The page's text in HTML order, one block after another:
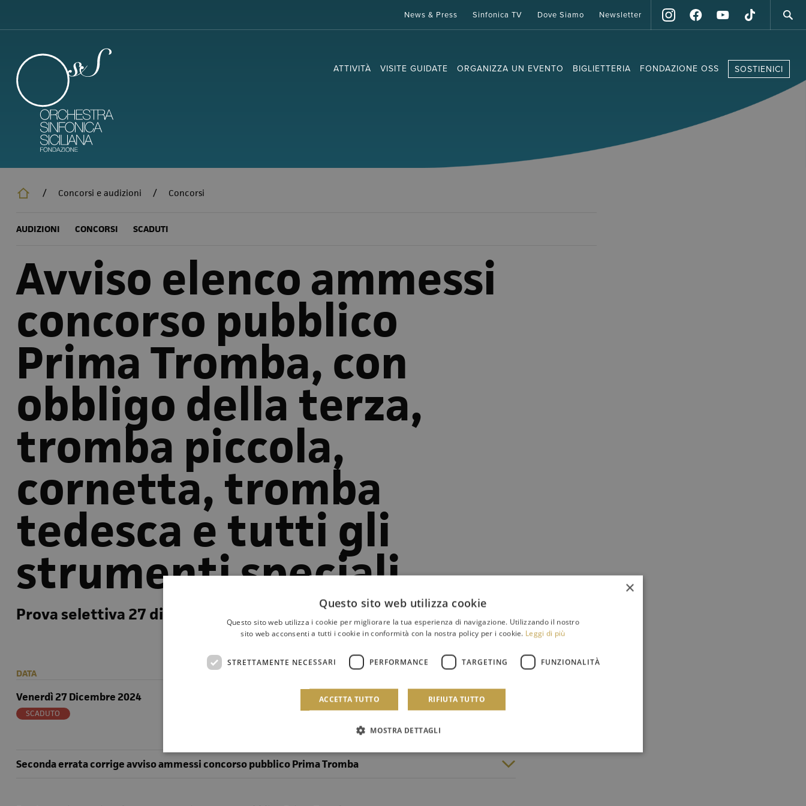
principale
ATTIVITÀ VISITE GUIDATE ORGANIZZA UN EVENTO BIGLIETTERIA FONDAZIONE OSS SOSTIENICI
News & Press Sinfonica TV Dove Siamo Newsletter
/ Concorsi e audizioni / Concorsi
AUDIZIONI CONCORSI SCADUTI
Avviso elenco ammessi
concorso pubblico
Prima Tromba, con
obbligo della terza,
tromba piccola,
cornetta, tromba
tedesca e tutti gli
strumenti speciali
Prova selettiva 27 dicembre 2024 ore 15
DATA LUOGO
Venerdì 27 Dicembre 2024
SCADUTO
Politeama Garibaldi - Palermo
Seconda errata corrige avviso ammessi concorso pubblico Prima Tromba
×
Questo sito web utilizza cookie
Questo sito web utilizza i cookie per migliorare la tua esperienza di navigazione. Utilizzando il nostro
sito web acconsenti a tutti i cookie in conformità con la nostra policy per i cookie. Leggi di più
STRETTAMENTE NECESSARI PERFORMANCE TARGETING FUNZIONALITÀ
ACCETTA TUTTO RIFIUTA TUTTO
MOSTRA DETTAGLI